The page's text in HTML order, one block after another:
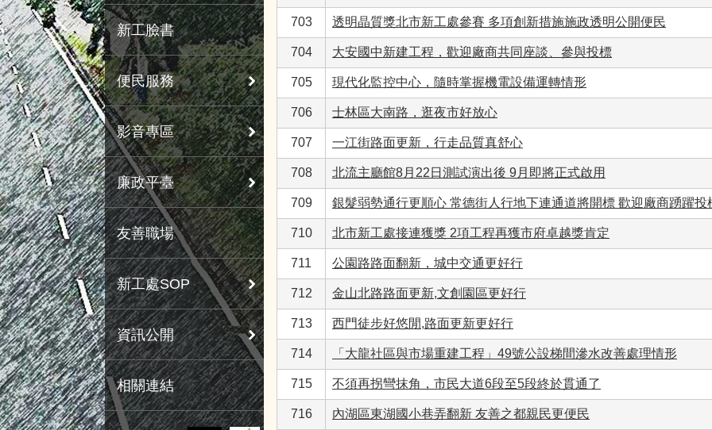
新工臉書
便民服務
影音專區
廉政平臺
友善職場
新工處SOP
資訊公開
相關連結
703 透明晶質獎北市新工處參賽 多項創新措施施政透明公開便民
704 大安國中新建工程，歡迎廠商共同座談、參與投標
705 現代化監控中心，隨時掌握機電設備運轉情形
706 士林區大南路，逛夜市好放心
707 一江街路面更新，行走品質真舒心
708 北流主廳館8月22日測試演出後 9月即將正式啟用
709 銀髮弱勢通行更順心 常德街人行地下連通道將開標 歡迎廠商踴躍投
710 北市新工處接連獲獎 2項工程再獲市府卓越獎肯定
711 公園路路面翻新，城中交通更好行
712 金山北路路面更新,文創園區更好行
713 西門徒步好悠閒,路面更新更好行
714 「大龍社區與市場重建工程」49號公設梯間滲水改善處理情形
715 不須再拐彎抹角，市民大道6段至5段終於貫通了
716 內湖區東湖國小巷弄翻新 友善之都親民更便民